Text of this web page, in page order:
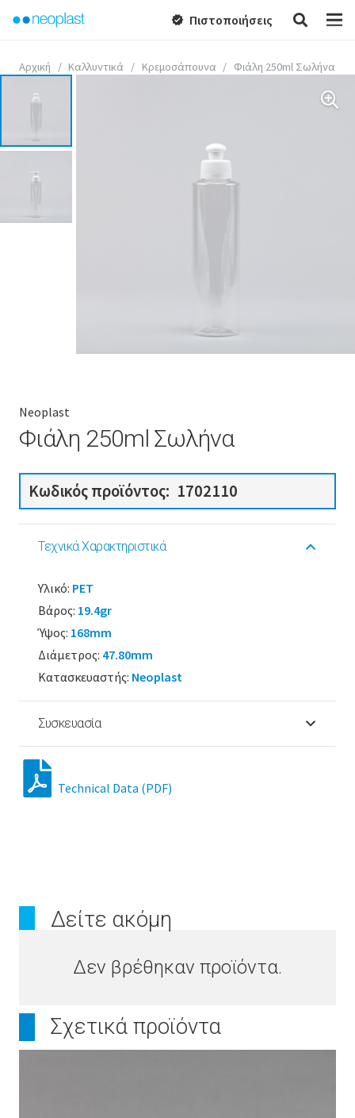
verified Πιστοποιήσεις
Αρχική / Καλλυντικά / Κρεμοσάπουνα / Φιάλη 250ml Σωλήνα
Neoplast
Φιάλη 250ml Σωλήνα
Κωδικός προϊόντος: 1702110
Τεχνικά Χαρακτηριστικά
Υλικό: PET
Βάρος: 19.4gr
Ύψος: 168mm
Διάμετρος: 47.80mm
Κατασκευαστής: Neoplast
Συσκευασία
Technical Data (PDF)
Δείτε ακόμη
Δεν βρέθηκαν προϊόντα.
Σχετικά προϊόντα